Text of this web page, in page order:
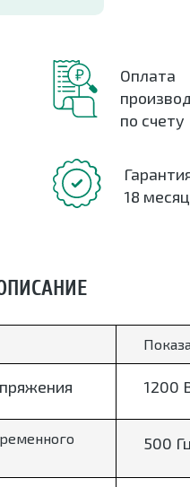
Оплата
по счету
18
1200
500